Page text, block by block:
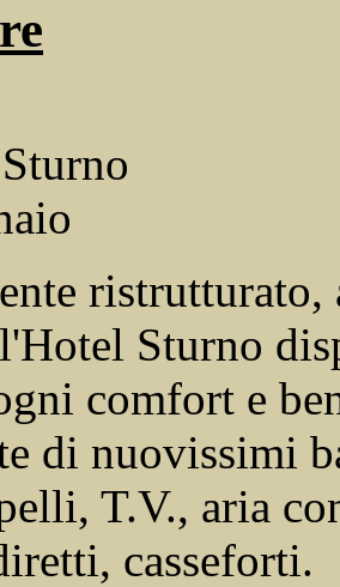
Sturno
comfort e
di nuovissimi
T.V., aria
casseforti.